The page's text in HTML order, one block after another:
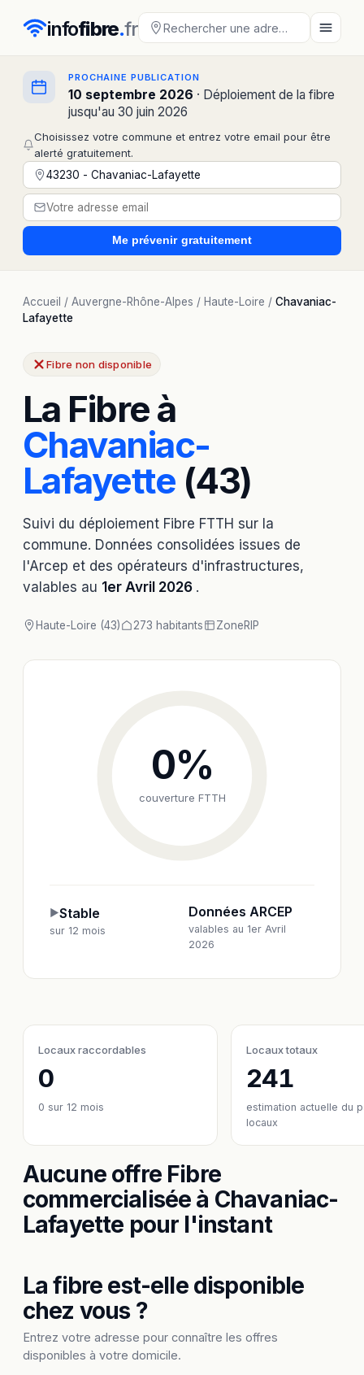
infofibre.fr
PROCHAINE PUBLICATION
10 septembre 2026 · Déploiement de la fibre
jusqu'au 30 juin 2026
Choisissez votre commune et entrez votre email pour être
alerté gratuitement.
Me prévenir gratuitement
Accueil / Auvergne-Rhône-Alpes / Haute-Loire / Chavaniac-
Lafayette
Fibre non disponible
La Fibre à
Chavaniac-
Lafayette (43)
Suivi du déploiement Fibre FTTH sur la
commune. Données consolidées issues de
l'Arcep et des opérateurs d'infrastructures,
valables au 1er Avril 2026 .
Haute-Loire (43) 273 habitants ZoneRIP
0%
couverture FTTH
▶Stable
sur 12 mois
Données ARCEP
valables au 1er Avril
2026
Locaux raccordables
0
0 sur 12 mois
Locaux totaux
241
estimation actuelle du
locaux
Aucune offre Fibre
commercialisée à Chavaniac-
Lafayette pour l'instant
La fibre est-elle disponible
chez vous ?
Entrez votre adresse pour connaître les offres
disponibles à votre domicile.